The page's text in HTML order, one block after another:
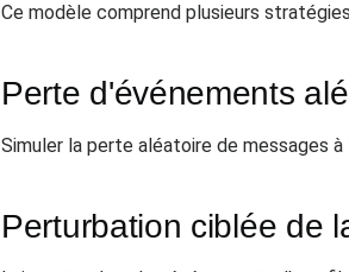
Ce modèle comprend plusieurs
Perte d'événements
Simuler la perte aléatoire de messages
Perturbation ciblée de